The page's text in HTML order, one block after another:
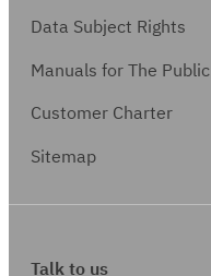
Data Subject Rights
Manuals for The Public
Customer Charter
Sitemap
Talk to us